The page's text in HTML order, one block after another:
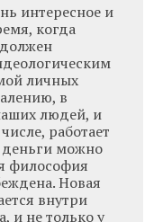
интересное и
когда
личных
в
людей, и
работает
деньги можно
философия
Новая
внутри
и не только у